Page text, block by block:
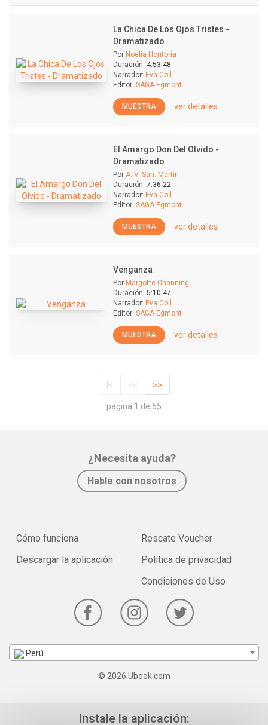
La Chica De Los Ojos Tristes -
Dramatizado
Por Noelia Hontoria
Duración: 4:53:48
Narrador: Eva Coll
Editor: SAGA Egmont
MUESTRA ver detalles
El Amargo Don Del Olvido -
Dramatizado
Por A. V. San. Martin
Duración: 7:36:22
Narrador: Eva Coll
Editor: SAGA Egmont
MUESTRA ver detalles
Venganza
Por Margotte Channing
Duración: 5:10:47
Narrador: Eva Coll
Editor: SAGA Egmont
MUESTRA ver detalles
|< << >>
página 1 de 55
¿Necesita ayuda?
Hable con nosotros
Cómo funciona
Descargar la aplicación
Rescate Voucher
Política de privacidad
Condiciones de Uso
Perú
© 2026 Ubook.com
Instale la aplicación: